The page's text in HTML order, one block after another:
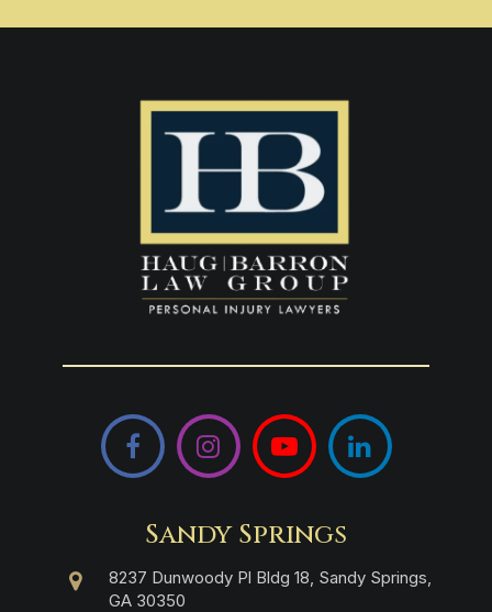
FacebookInstagramYouTube LinkedIn
Sandy Springs
8237 Dunwoody Pl Bldg 18, Sandy Springs,
GA 30350